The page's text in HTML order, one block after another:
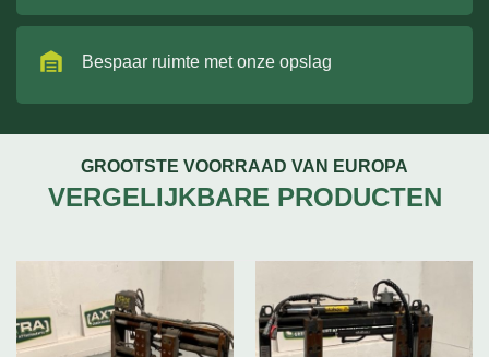
Bespaar ruimte met onze opslag
GROOTSTE VOORRAAD VAN EUROPA
VERGELIJKBARE PRODUCTEN